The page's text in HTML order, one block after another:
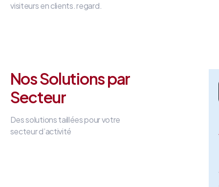
visiteurs en clients.regard.
Nos Solutions par
Secteur
Des solutions taillées pour votre
secteur d’activité